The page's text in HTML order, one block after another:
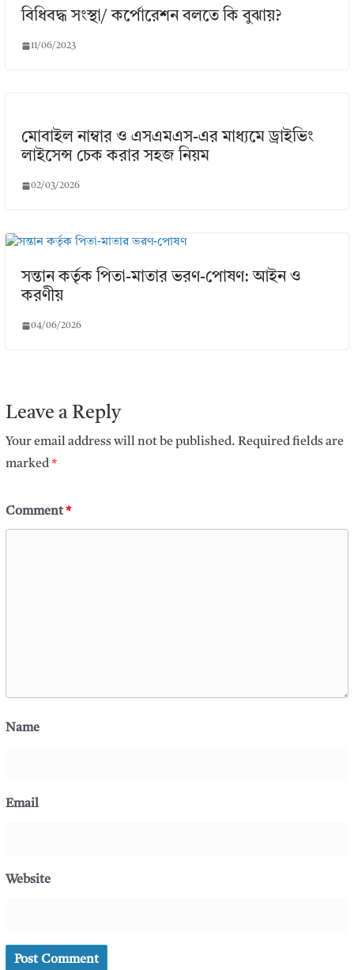
বিধিবদ্ধ সংস্থা/ কর্পোরেশন বলতে কি বুঝায়?
11/06/2023
মোবাইল নাম্বার ও এসএমএস-এর মাধ্যমে ড্রাইভিং
লাইসেন্স চেক করার সহজ নিয়ম
02/03/2026
সন্তান কর্তৃক পিতা-মাতার ভরণ-পোষণ: আইন ও
করণীয়
04/06/2026
Leave a Reply
Your email address will not be published. Required fields are
marked*
Comment*
Name
Email
Website